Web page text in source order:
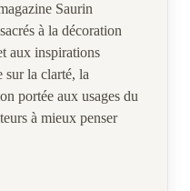
Saurin
à la décoration
aux inspirations
sur la clarté, la
portée aux usages du
à mieux penser